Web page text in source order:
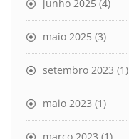
junho 2025 (4)
maio 2025 (3)
setembro 2023 (1)
maio 2023 (1)